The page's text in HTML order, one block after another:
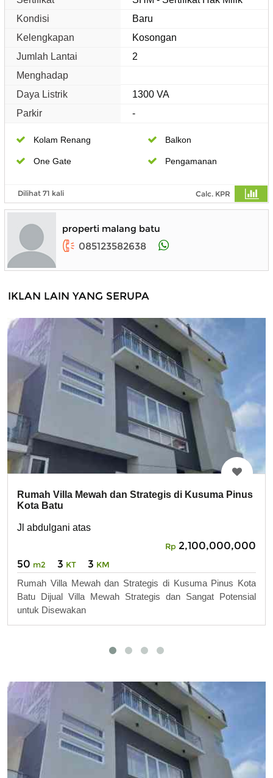
Kondisi
Baru
Kelengkapan
Kosongan
Jumlah Lantai
2
Menghadap
Daya Listrik
1300 VA
Parkir
-
Kolam Renang Balkon
One Gate Pengamanan
Dilihat 71 kali Calc. KPR
properti malang batu
085123582638
IKLAN LAIN YANG SERUPA
Rumah Villa Mewah dan Strategis di Kusuma Pinus
Kota Batu
Jl abdulgani atas
Rp 2,100,000,000
50 m2 3 KT 3 KM
Rumah Villa Mewah dan Strategis di Kusuma Pinus Kota
Batu Dijual Villa Mewah Strategis dan Sangat Potensial
untuk Disewakan